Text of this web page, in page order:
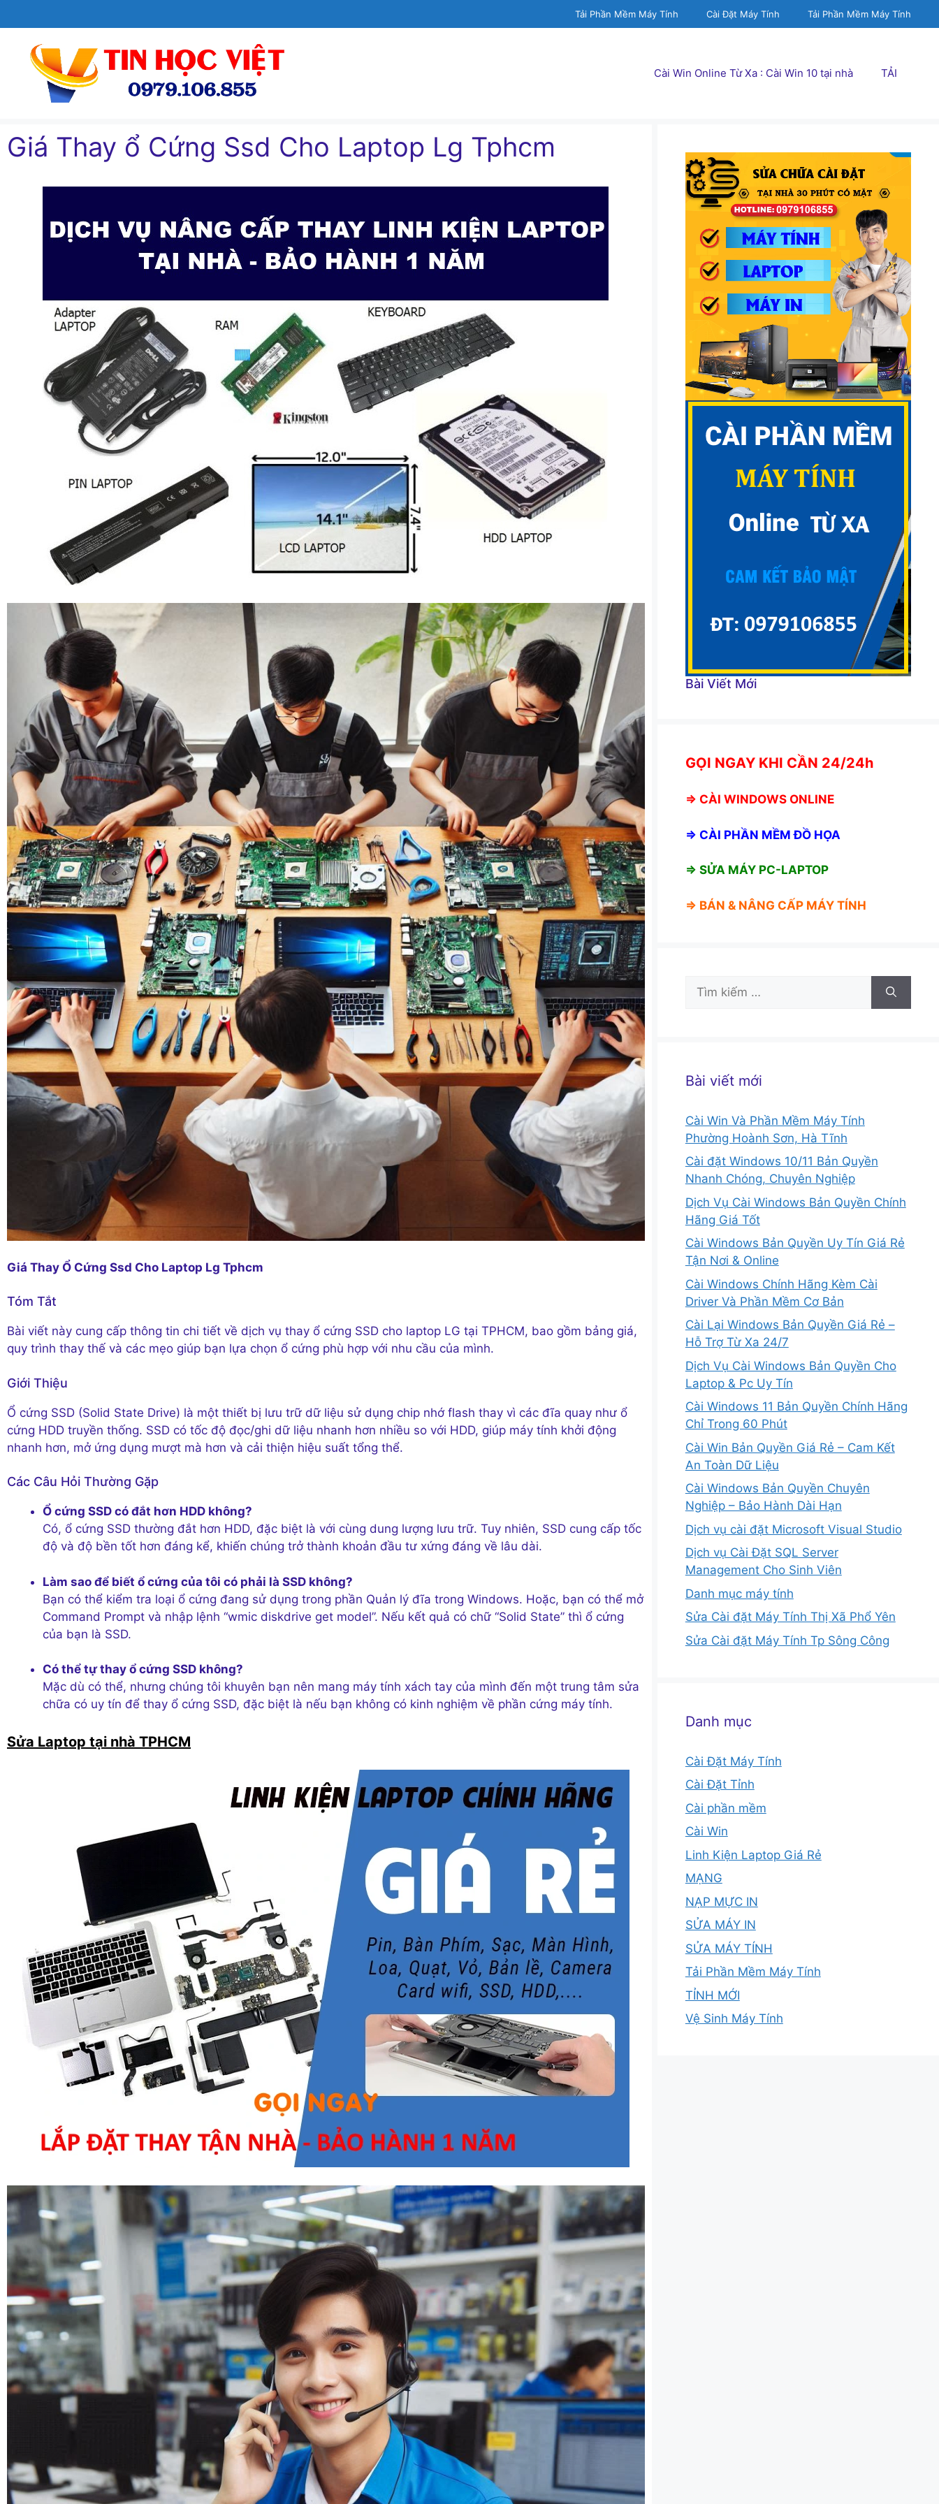
đến
Tải Phần Mềm Máy Tính Cài Đặt Máy Tính Tải Phần Mềm Máy Tính
Cài Win Online Từ Xa : Cài Win 10 tại nhà TẢI
Giá Thay ổ Cứng Ssd Cho Laptop Lg Tphcm
Giá Thay Ổ Cứng Ssd Cho Laptop Lg Tphcm
Tóm Tắt
Bài viết này cung cấp thông tin chi tiết về dịch vụ thay ổ cứng SSD cho laptop LG tại TPHCM, bao gồm bảng giá,
quy trình thay thế và các mẹo giúp bạn lựa chọn ổ cứng phù hợp với nhu cầu của mình.
Giới Thiệu
Ổ cứng SSD (Solid State Drive) là một thiết bị lưu trữ dữ liệu sử dụng chip nhớ flash thay vì các đĩa quay như ổ
cứng HDD truyền thống. SSD có tốc độ đọc/ghi dữ liệu nhanh hơn nhiều so với HDD, giúp máy tính khởi động
nhanh hơn, mở ứng dụng mượt mà hơn và cải thiện hiệu suất tổng thể.
Các Câu Hỏi Thường Gặp
Ổ cứng SSD có đắt hơn HDD không?
Có, ổ cứng SSD thường đắt hơn HDD, đặc biệt là với cùng dung lượng lưu trữ. Tuy nhiên, SSD cung cấp tốc
độ và độ bền tốt hơn đáng kể, khiến chúng trở thành khoản đầu tư xứng đáng về lâu dài.
Làm sao để biết ổ cứng của tôi có phải là SSD không?
Bạn có thể kiểm tra loại ổ cứng đang sử dụng trong phần Quản lý đĩa trong Windows. Hoặc, bạn có thể mở
Command Prompt và nhập lệnh “wmic diskdrive get model”. Nếu kết quả có chữ “Solid State” thì ổ cứng
của bạn là SSD.
Có thể tự thay ổ cứng SSD không?
Mặc dù có thể, nhưng chúng tôi khuyên bạn nên mang máy tính xách tay của mình đến một trung tâm sửa
chữa có uy tín để thay ổ cứng SSD, đặc biệt là nếu bạn không có kinh nghiệm về phần cứng máy tính.
Sửa Laptop tại nhà TPHCM
Bài Viết Mới
GỌI NGAY KHI CẦN 24/24h
⇒ CÀI WINDOWS ONLINE
⇒ CÀI PHẦN MỀM ĐỒ HỌA
⇒ SỬA MÁY PC-LAPTOP
⇒ BÁN & NÂNG CẤP MÁY TÍNH
Tìm
kiếm
Bài viết mới
Cài Win Và Phần Mềm Máy Tính
Phường Hoành Sơn, Hà Tĩnh
Cài đặt Windows 10/11 Bản Quyền
Nhanh Chóng, Chuyên Nghiệp
Dịch Vụ Cài Windows Bản Quyền Chính
Hãng Giá Tốt
Cài Windows Bản Quyền Uy Tín Giá Rẻ
Tận Nơi & Online
Cài Windows Chính Hãng Kèm Cài
Driver Và Phần Mềm Cơ Bản
Cài Lại Windows Bản Quyền Giá Rẻ –
Hỗ Trợ Từ Xa 24/7
Dịch Vụ Cài Windows Bản Quyền Cho
Laptop & Pc Uy Tín
Cài Windows 11 Bản Quyền Chính Hãng
Chỉ Trong 60 Phút
Cài Win Bản Quyền Giá Rẻ – Cam Kết
An Toàn Dữ Liệu
Cài Windows Bản Quyền Chuyên
Nghiệp – Bảo Hành Dài Hạn
Dịch vụ cài đặt Microsoft Visual Studio
Dịch vụ Cài Đặt SQL Server
Management Cho Sinh Viên
Danh mục máy tính
Sửa Cài đặt Máy Tính Thị Xã Phổ Yên
Sửa Cài đặt Máy Tính Tp Sông Công
Danh mục
Cài Đặt Máy Tính
Cài Đặt Tỉnh
Cài phần mềm
Cài Win
Linh Kiện Laptop Giá Rẻ
MẠNG
NẠP MỰC IN
SỬA MÁY IN
SỬA MÁY TÍNH
Tải Phần Mềm Máy Tính
TỈNH MỚI
Vệ Sinh Máy Tính